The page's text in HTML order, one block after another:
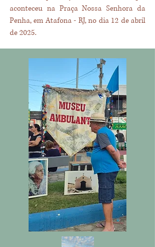
aconteceu na Praça Nossa Senhora da
Penha, em Atafona - RJ, no dia 12 de abril
de 2025.